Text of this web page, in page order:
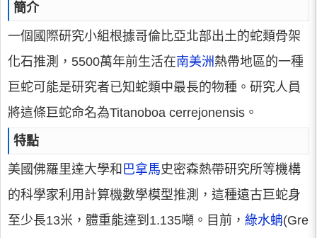
簡介
一個國際研究小組根據哥倫比亞北部出土的蛇類骨架
化石推測，5500萬年前生活在南美洲 熱帶地區的一種
巨蛇可能是研究者已知蛇類中最長的物種。研究人員
將這條巨蛇命名為Titanoboa cerrejonensis。
特點
美國佛羅里達大學和 巴拿馬史密森熱帶研究所等機構
的科學家利用計算機數學模型推測，這種遠古巨蛇身
至少長13米，體重能達到1.135噸。目前， 綠水蚺(Gre